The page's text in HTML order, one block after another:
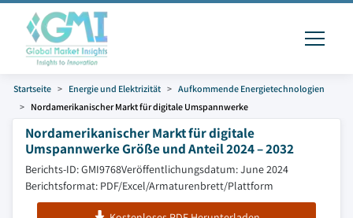
Startseite Energie und Elektrizität
Aufkommende Energietechnologien
Nordamerikanischer Markt für digitale Umspannwerke
Nordamerikanischer Markt für digitale
Umspannwerke Größe und Anteil 2024 – 2032
Berichts-ID: GMI9768Veröffentlichungsdatum: June 2024
Berichtsformat: PDF/Excel/Armaturenbrett/Plattform